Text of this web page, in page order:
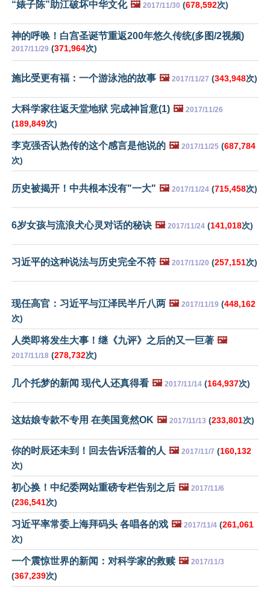
“婊子陈”助江破坏中华文化 🖼️ 2017/11/30 (678,592次)
神的呼唤！白宫圣诞节重返200年悠久传统(多图/2视频)
2017/11/29 (371,964次)
施比受更有福：一个游泳池的故事 🖼️ 2017/11/27 (343,948次)
大科学家往返天堂地狱 完成神旨意(1) 🖼️ 2017/11/26
(189,849次)
李克强否认热传的这个感言是他说的 🖼️ 2017/11/25 (687,784
次)
历史被揭开！中共根本没有"一大" 🖼️ 2017/11/24 (715,458次)
6岁女孩与流浪犬心灵对话的秘诀 🖼️ 2017/11/24 (141,018次)
习近平的这种说法与历史完全不符 🖼️ 2017/11/20 (257,151次)
现任高官：习近平与江泽民半斤八两 🖼️ 2017/11/19 (448,162
次)
人类即将发生大事！继《九评》之后的又一巨著 🖼️
2017/11/18 (278,732次)
几个托梦的新闻 现代人还真得看 🖼️ 2017/11/14 (164,937次)
这姑娘专款不专用 在美国竟然OK 🖼️ 2017/11/13 (233,801次)
你的时辰还未到！回去告诉活着的人 🖼️ 2017/11/7 (160,132
次)
初心换！中纪委网站重磅专栏告别之后 🖼️ 2017/11/6
(236,541次)
习近平率常委上海拜码头 各唱各的戏 🖼️ 2017/11/4 (261,061
次)
一个震惊世界的新闻：对科学家的救赎 🖼️ 2017/11/3
(367,239次)